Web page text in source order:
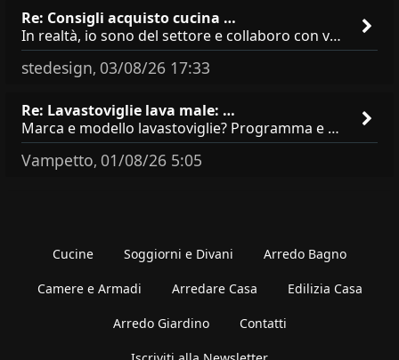
Re: Consigli acquisto cucina …
In realtà, io sono del settore e collaboro con vari negozi, ti possono dire che sono tutti brand abbastanza simili come
stedesign, 03/08/26 17:33
Re: Lavastoviglie lava male: …
Marca e modello lavastoviglie? Programma e Deterisvo utilizzato ? Decalcificatore è regolato in in base alla durezza
Vampetto, 01/08/26 5:05
Cucine Soggiorni e Divani Arredo Bagno
Camere e Armadi Arredare Casa Edilizia Casa
Arredo Giardino Contatti